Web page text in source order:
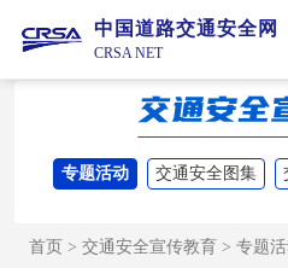
中国道路交通安全网
CRSA NET
专题活动 交通安全图集
首页 > 交通安全宣传教育 > 专题